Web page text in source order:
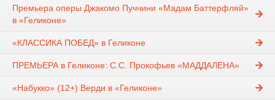
Премьера оперы Джакомо Пуччини «Мадам Баттерфляй»
в «Геликоне»
«КЛАССИКА ПОБЕД» в Геликоне
ПРЕМЬЕРА в Геликоне: С.С. Прокофьев «МАДДАЛЕНА»
«Набукко» (12+) Верди в «Геликоне»